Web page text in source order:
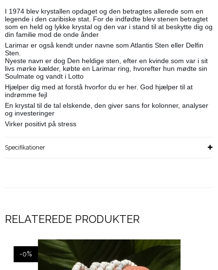
I 1974 blev krystallen opdaget og den betragtes allerede som en
legende i den caribiske stat. For de indfødte blev stenen betragtet
som en held og lykke krystal og den var i stand til at beskytte dig og
din familie mod de onde ånder
Larimar er også kendt under navne som Atlantis Sten eller Delfin
Sten.
Nyeste navn er dog Den heldige sten, efter en kvinde som var i sit
livs mørke kælder, købte en Larimar ring, hvorefter hun mødte sin
Soulmate og vandt i Lotto
Hjælper dig med at forstå hvorfor du er her. God hjælper til at
indrømme fejl
En krystal til de tal elskende, den giver sans for kolonner, analyser
og investeringer
Virker positivt på stress
Specifikationer
RELATEREDE PRODUKTER
-0%